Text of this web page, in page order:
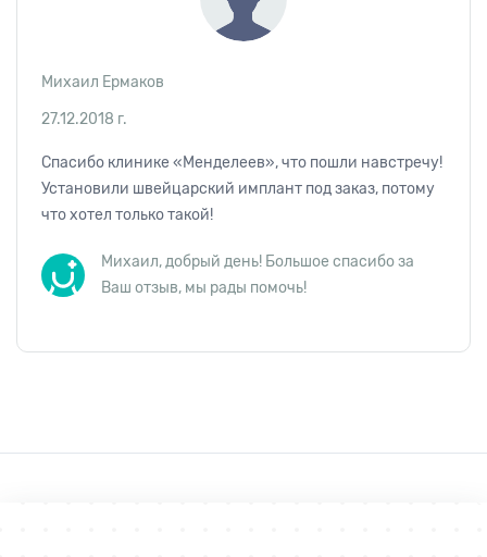
Михаил Ермаков
27.12.2018 г.
Спасибо клинике «Менделеев», что пошли навстречу!
Установили швейцарский имплант под заказ, потому
что хотел только такой!
Михаил, добрый день! Большое спасибо за
Ваш отзыв, мы рады помочь!